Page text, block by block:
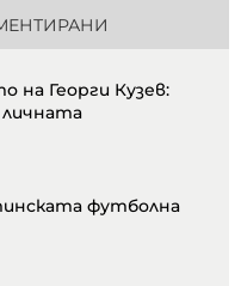
на Георги Кузев:
футболна